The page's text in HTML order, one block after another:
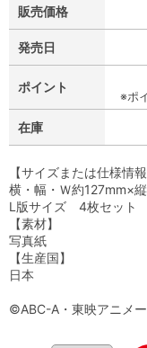
販売価格
発売日
ポイント
※ポ
在庫
【サイズまたは仕様情報
横・幅・Ｗ約127mm×
L版サイズ 4枚セット
【素材】
写真紙
【生産国】
日本
©ABC-A・東映アニメ